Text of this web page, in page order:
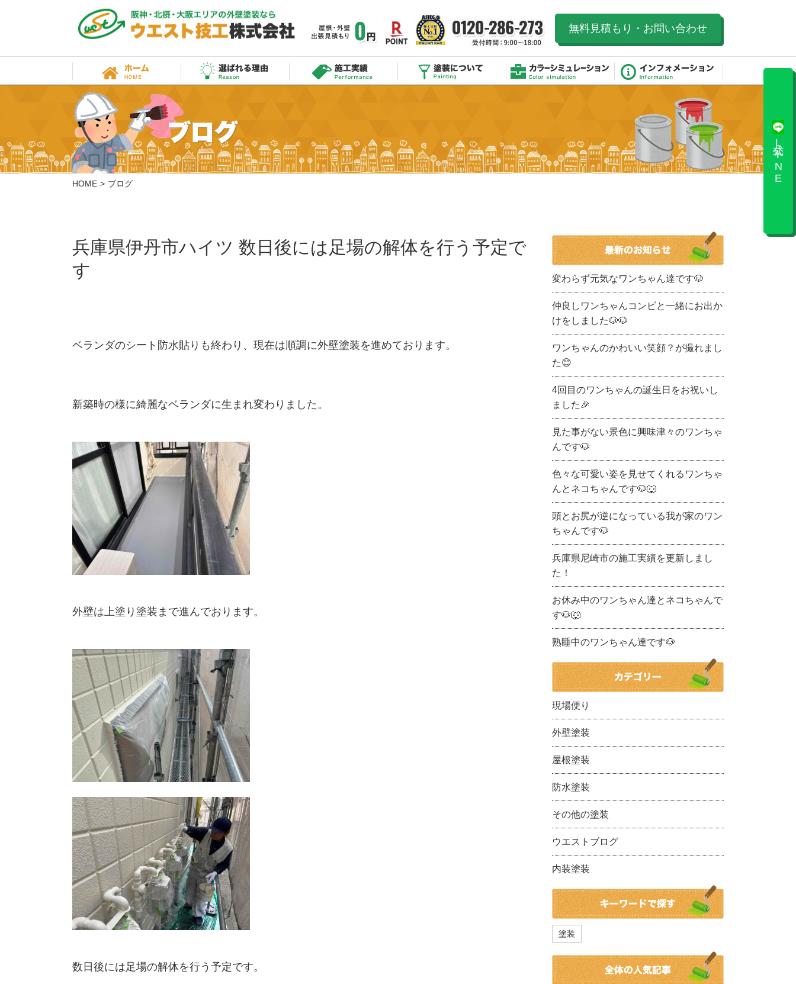
無料見積もり・お問い合わせ
公式LINE
HOME ブログ
兵庫県伊丹市ハイツ 数日後には足場の解体を行う予定で
す
ベランダのシート防水貼りも終わり、現在は順調に外壁塗装を進めております。
新築時の様に綺麗なベランダに生まれ変わりました。
外壁は上塗り塗装まで進んでおります。
数日後には足場の解体を行う予定です。
変わらず元気なワンちゃん達です🐶
仲良しワンちゃんコンビと一緒にお出か
けをしました🐶🐶
ワンちゃんのかわいい笑顔？が撮れまし
た😊
4回目のワンちゃんの誕生日をお祝いし
ました🎉
見た事がない景色に興味津々のワンちゃ
んです🐶
色々な可愛い姿を見せてくれるワンちゃ
んとネコちゃんです🐶🐺
頭とお尻が逆になっている我が家のワン
ちゃんです🐶
兵庫県尼崎市の施工実績を更新しまし
た！
お休み中のワンちゃん達とネコちゃんで
す🐶🐺
熟睡中のワンちゃん達です🐶
現場便り
外壁塗装
屋根塗装
防水塗装
その他の塗装
ウエストブログ
内装塗装
塗装